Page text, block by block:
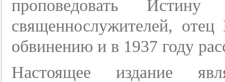
проповедовать
священнослужителей,
обвинению и в 1937 году
Настоящее издание